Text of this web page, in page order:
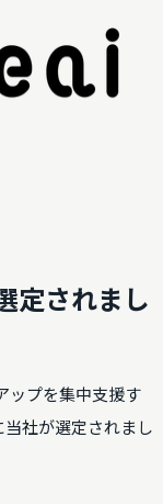
定されまし
ップを集中支援す
社が選定されまし